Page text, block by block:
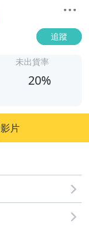
追蹤
未出貨率
20%
片